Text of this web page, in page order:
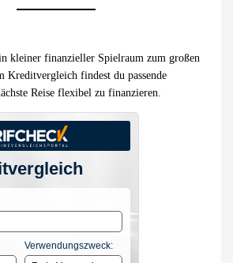
kleiner finanzieller Spielraum zum großen
Kreditvergleich findest du passende
Reise flexibel zu finanzieren.
Verwendungszweck: